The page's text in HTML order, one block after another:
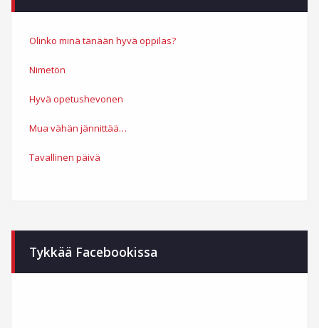
Olinko minä tänään hyvä oppilas?
Nimetön
Hyvä opetushevonen
Mua vähän jännittää…
Tavallinen päivä
Tykkää Facebookissa